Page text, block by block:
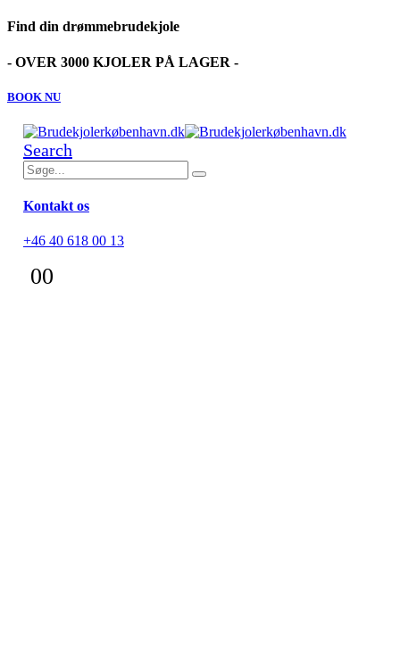
Find din drømmebrudekjole
- OVER 3000 KJOLER PÅ LAGER -
BOOK NU
Search
Kontakt os
+46 40 618 00 13
00